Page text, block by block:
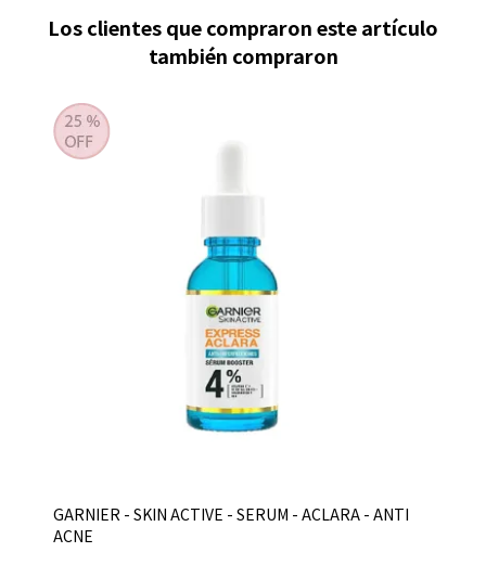
Los clientes que compraron este artículo
también compraron
GARNIER - SKIN ACTIVE - SERUM - ACLARA - ANTI
ACNE